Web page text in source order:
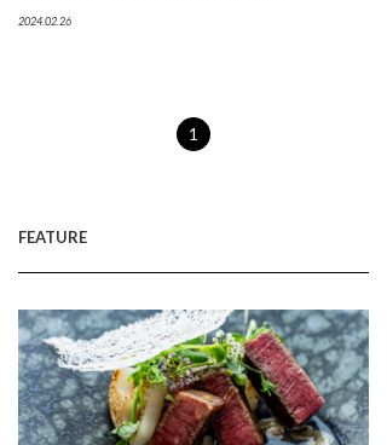
2024.02.26
1
FEATURE